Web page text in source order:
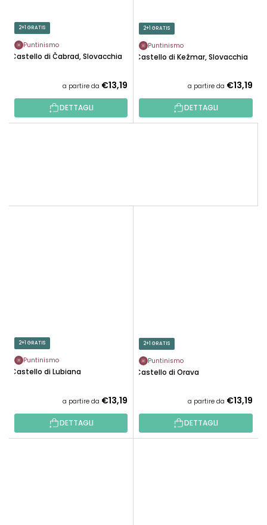
2+1 GRATIS
Puntinismo
Castello di Čabrad, Slovacchia
a partire da €13,19
DETTAGLI
2+1 GRATIS
Puntinismo
Castello di Kežmar, Slovacchia
a partire da €13,19
DETTAGLI
2+1 GRATIS
Puntinismo
Castello di Lubiana
a partire da €13,19
DETTAGLI
2+1 GRATIS
Puntinismo
Castello di Orava
a partire da €13,19
DETTAGLI